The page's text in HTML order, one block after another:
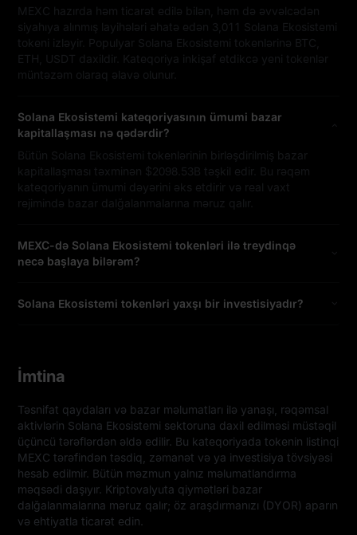
MEXC hazırda həm ticarət edilə bilən, həm də əvvəlcədən
siyahıya alınmış layihələri əhatə edən 3,011 Solana Ekosistemi
tokeni izləyir. Populyar Solana Ekosistemi tokenlərinə BTC,
ETH, USDT daxildir. Kateqoriya inkişaf etdikcə yeni tokenlər
müntəzəm olaraq əlavə olunur.
Solana Ekosistemi kateqoriyasının ümumi bazar
kapitallaşması nə qədərdir?
Bütün Solana Ekosistemi tokenlərinin birləşdirilmiş bazar
kapitallaşması təxminən $2098.53B təşkil edir. Bu rəqəm
kateqoriyanın ümumi dəyərini əks etdirir və real vaxt
rejimində bazar dalğalanmalarına məruz qalır.
MEXC-də Solana Ekosistemi tokenləri ilə treydinqə
necə başlaya bilərəm?
Solana Ekosistemi tokenləri yaxşı bir investisiyadır?
İmtina
Təsnifat qaydaları və bazar məlumatları ilə yanaşı, rəqəmsal
aktivlərin Solana Ekosistemi sektoruna daxil edilməsi müstəqil
üçüncü tərəflərdən əldə edilir. Bu kateqoriyada tokenin listinqi
MEXC tərəfindən təsdiq, zəmanət və ya investisiya tövsiyəsi
hesab edilmir. Bütün məzmun yalnız məlumatlandırma
məqsədi daşıyır. Kriptovalyuta qiymətləri bazar
dalğalanmalarına məruz qalır; öz araşdırmanızı (DYOR) aparın
və ehtiyatla ticarət edin.